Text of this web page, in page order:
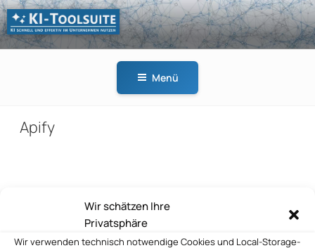
Wir schätzen Ihre
Privatsphäre
Wir verwenden technisch notwendige Cookies und Local-Storage-
Zum
Inhalt
springen
KI-
Menü
Apify
Beitragsnavigation